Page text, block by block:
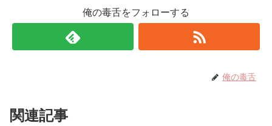
俺の毒舌をフォローする
俺の毒舌
関連記事